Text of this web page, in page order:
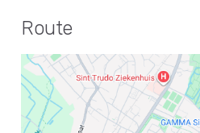
Route